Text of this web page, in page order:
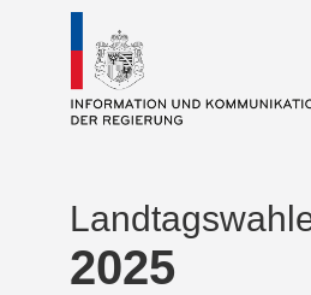
2025